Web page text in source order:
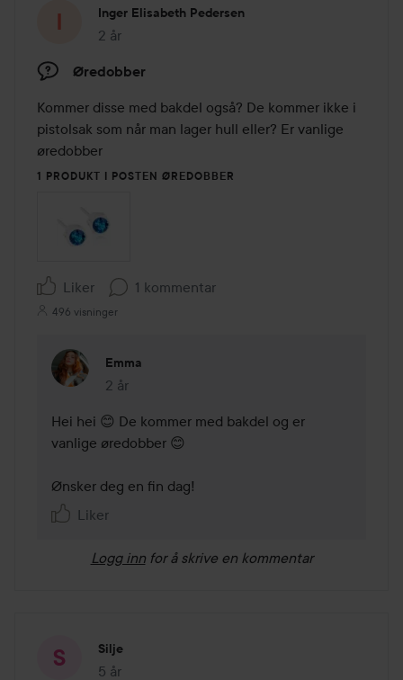
Inger Elisabeth Pedersen
2 år
Innlegget ble opprettet 2 år
Øredobber
Kommer disse med bakdel også? De kommer ikke i
pistolsak som når man lager hull eller? Er vanlige
øredobber
1 PRODUKT I POSTEN ØREDOBBER
Liker 1 kommentar
496 visninger
Emma
2 år
Kommentaren lades 2 år
Hei hei 😊 De kommer med bakdel og er
vanlige øredobber 😊
Ønsker deg en fin dag!
Liker
Logg inn for å skrive en kommentar
Silje
5 år
Innlegget ble opprettet 5 år